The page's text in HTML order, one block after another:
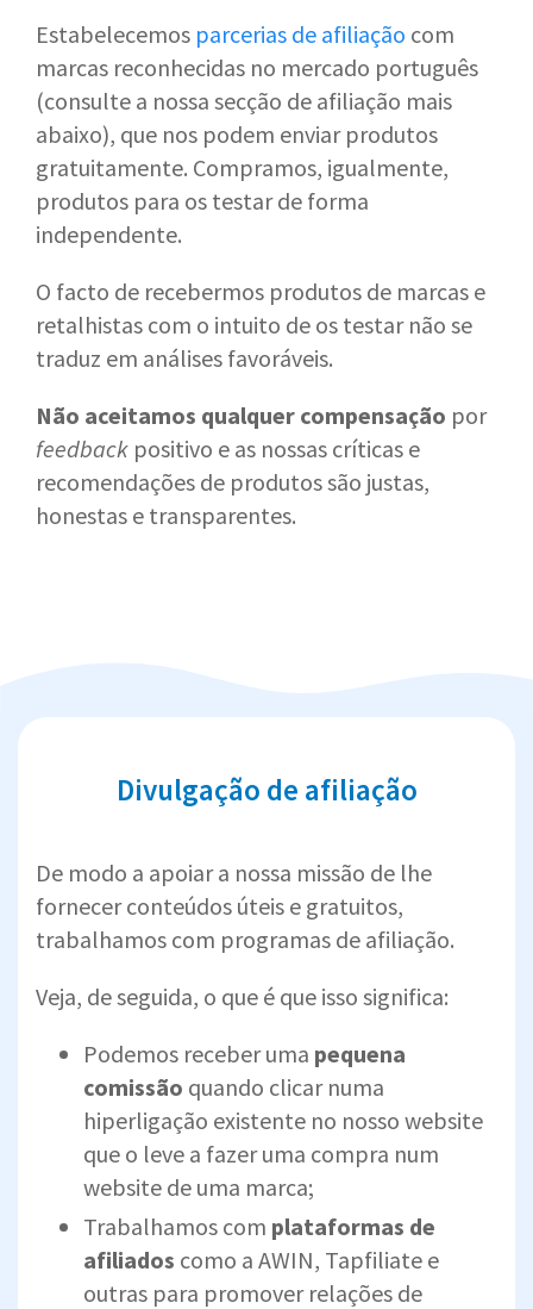
Estabelecemos parcerias de afiliação com
marcas reconhecidas no mercado português
(consulte a nossa secção de afiliação mais
abaixo), que nos podem enviar produtos
gratuitamente. Compramos, igualmente,
produtos para os testar de forma
independente.
O facto de recebermos produtos de marcas e
retalhistas com o intuito de os testar não se
traduz em análises favoráveis.
Não aceitamos qualquer compensação por
feedback positivo e as nossas críticas e
recomendações de produtos são justas,
honestas e transparentes.
Divulgação de afiliação
De modo a apoiar a nossa missão de lhe
fornecer conteúdos úteis e gratuitos,
trabalhamos com programas de afiliação.
Veja, de seguida, o que é que isso significa:
Podemos receber uma pequena
comissão quando clicar numa
hiperligação existente no nosso website
que o leve a fazer uma compra num
website de uma marca;
Trabalhamos com plataformas de
afiliados como a AWIN, Tapfiliate e
outras para promover relações de